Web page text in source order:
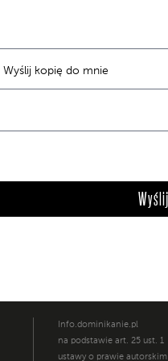
Wyślij kopię do mnie
Info.dominikanie.pl
na podstawie art. 25 ust. 1
ustawy o prawie autorskim